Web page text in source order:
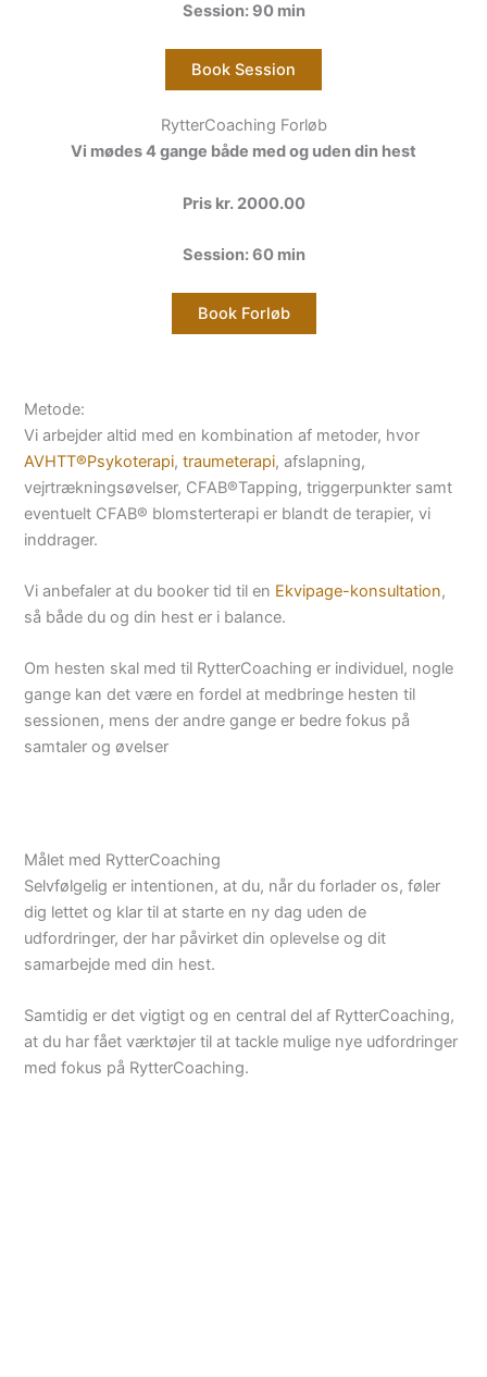
Session: 90 min
Book Session
RytterCoaching Forløb
Vi mødes 4 gange både med og uden din hest
Pris kr. 2000.00
Session: 60 min
Book Forløb
Metode:
Vi arbejder altid med en kombination af metoder, hvor
AVHTT®Psykoterapi, traumeterapi, afslapning,
vejrtrækningsøvelser, CFAB®Tapping, triggerpunkter samt
eventuelt CFAB® blomsterterapi er blandt de terapier, vi
inddrager.
Vi anbefaler at du booker tid til en Ekvipage-konsultation,
så både du og din hest er i balance.
Om hesten skal med til RytterCoaching er individuel, nogle
gange kan det være en fordel at medbringe hesten til
sessionen, mens der andre gange er bedre fokus på
samtaler og øvelser
Målet med RytterCoaching
Selvfølgelig er intentionen, at du, når du forlader os, føler
dig lettet og klar til at starte en ny dag uden de
udfordringer, der har påvirket din oplevelse og dit
samarbejde med din hest.
Samtidig er det vigtigt og en central del af RytterCoaching,
at du har fået værktøjer til at tackle mulige nye udfordringer
med fokus på RytterCoaching.